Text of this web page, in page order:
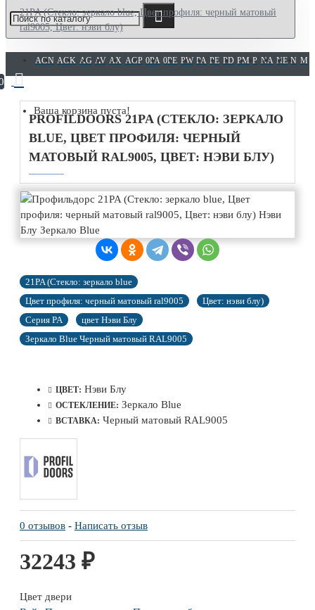
Ваша корзина пуста!
21PA (Cтекло: зеркало blue, Цвет профиля: черный матовый
ral9005, Цвет: нэви блу)
AGN AGK AG AV AX AGP 0PA 0PE PW PA PE PD PM P NA NE N M
PROFILDOORS 21PA (CТЕКЛО: ЗЕРКАЛО
BLUE, ЦВЕТ ПРОФИЛЯ: ЧЕРНЫЙ
МАТОВЫЙ RAL9005, ЦВЕТ: НЭВИ БЛУ)
21PA (Cтекло: зеркало blue
Цвет профиля: черный матовый ral9005
Цвет: нэви блу)
Серия PA
цвет Нэви Блу
Зеркало Blue Черный матовый RAL9005
ЦВЕТ: Нэви Блу
ОСТЕКЛЕНИЕ: Зеркало Blue
ВСТАВКА: Черный матовый RAL9005
0 отзывов - Написать отзыв
32243 ₽
Цвет двери